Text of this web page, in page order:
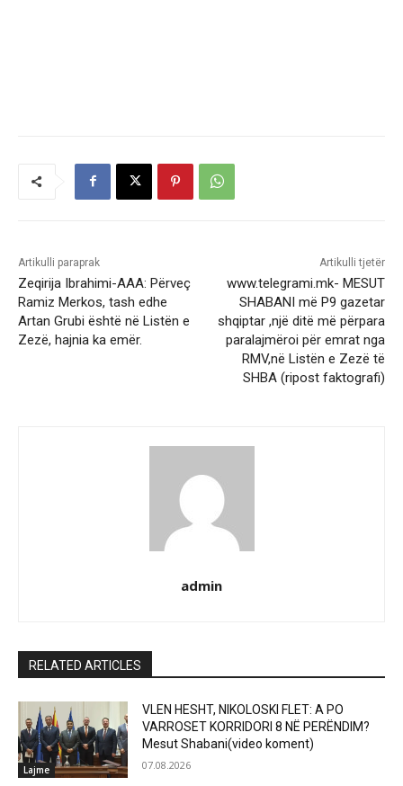
Artikulli paraprak
Zeqirija Ibrahimi-AAA: Përveç
Ramiz Merkos, tash edhe
Artan Grubi është në Listën e
Zezë, hajnia ka emër.
Artikulli tjetër
www.telegrami.mk- MESUT
SHABANI më P9 gazetar
shqiptar ,një ditë më përpara
paralajmëroi për emrat nga
RMV,në Listën e Zezë të
SHBA (ripost faktografi)
admin
RELATED ARTICLES
Lajme
VLEN HESHT, NIKOLOSKI FLET: A PO
VARROSET KORRIDORI 8 NË PERËNDIM?
Mesut Shabani(video koment)
07.08.2026